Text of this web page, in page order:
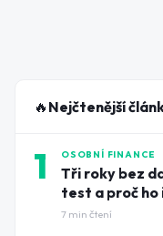
🔥 Nejčtenější
1 OSOBNÍ FINANCE
Tři roky bez
test a proč
7 min čtení